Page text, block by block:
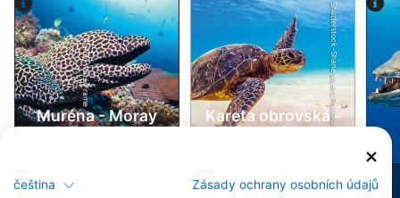
Alamy-WaterFrame
Muréna - Moray
27Pozorování
Shutterstock-Shane Myers Photography
Kareta obrovská -
21Pozorování
čeština Zásady ochrany osobních údajů